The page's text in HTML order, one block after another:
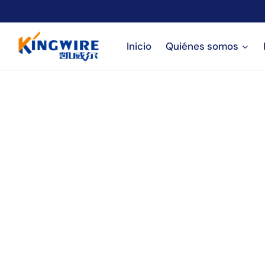
al
Contenido
Inicio Quiénes somos